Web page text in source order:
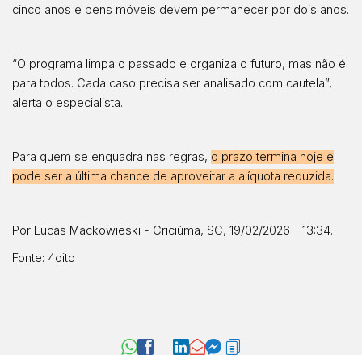
cinco anos e bens móveis devem permanecer por dois anos.
“O programa limpa o passado e organiza o futuro, mas não é
para todos. Cada caso precisa ser analisado com cautela”,
alerta o especialista.
Para quem se enquadra nas regras, o prazo termina hoje e
pode ser a última chance de aproveitar a alíquota reduzida.
Por Lucas Mackowieski - Criciúma, SC, 19/02/2026 - 13:34.
Fonte: 4oito